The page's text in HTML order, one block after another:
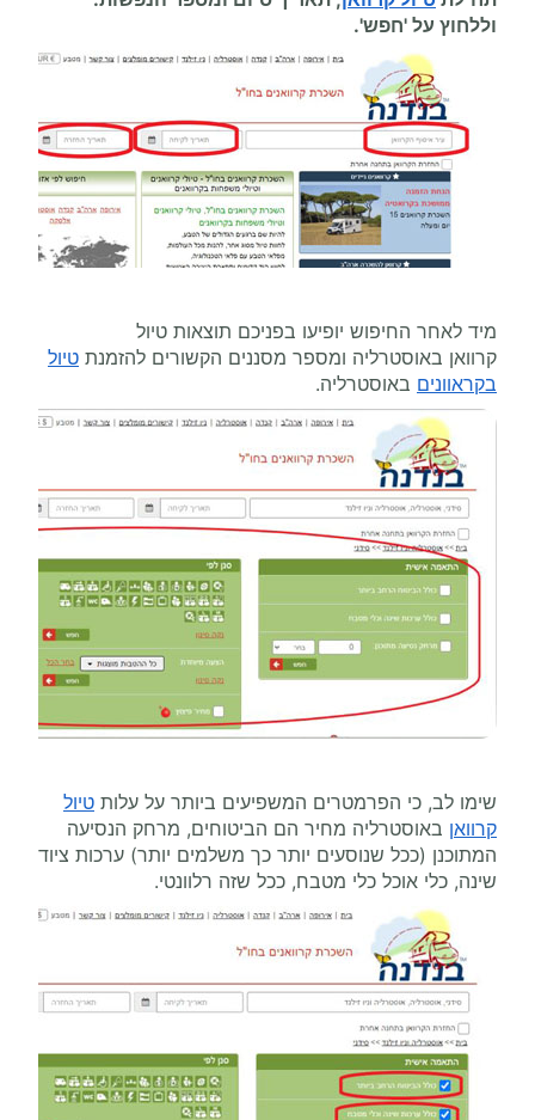
וללחוץ על 'חפש'.
מיד לאחר החיפוש יופיעו בפניכם תוצאות טיול
קרוואן באוסטרליה ומספר מסננים הקשורים להזמנת טיול
בקראוונים באוסטרליה.
שימו לב, כי הפרמטרים המשפיעים ביותר על עלות טיול
קרוואן באוסטרליה מחיר הם הביטוחים, מרחק הנסיעה
המתוכנן (ככל שנוסעים יותר כך משלמים יותר) ערכות ציוד
שינה, כלי אוכל כלי מטבח, ככל שזה רלוונטי.